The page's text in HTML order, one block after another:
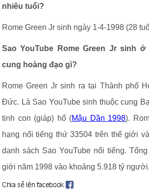
nhiêu tuổi?
Rome Green Jr sinh ngày 1-4-1998 (28
Sao YouTube Rome Green Jr sinh ở
cung hoàng đạo gì?
Rome Green Jr sinh ra tại Thành phố
Đức. Là Sao YouTube sinh thuộc cung
tinh con (giáp) hổ (Mậu Dần 1998).
hạng nổi tiếng thứ 33504 trên thế giới
danh sách Sao YouTube nổi tiếng.
giới năm 1998 vào khoảng 5.918 tỷ người.